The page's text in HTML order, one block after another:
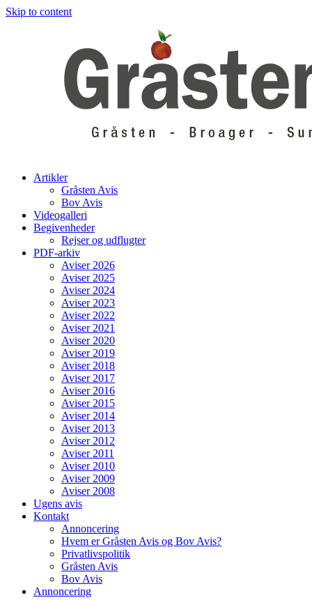
Skip to content
Artikler
Gråsten Avis
Bov Avis
Videogalleri
Begivenheder
Rejser og udflugter
PDF-arkiv
Aviser 2026
Aviser 2025
Aviser 2024
Aviser 2023
Aviser 2022
Aviser 2021
Aviser 2020
Aviser 2019
Aviser 2018
Aviser 2017
Aviser 2016
Aviser 2015
Aviser 2014
Aviser 2013
Aviser 2012
Aviser 2011
Aviser 2010
Aviser 2009
Aviser 2008
Ugens avis
Kontakt
Annoncering
Hvem er Gråsten Avis og Bov Avis?
Privatlivspolitik
Gråsten Avis
Bov Avis
Annoncering